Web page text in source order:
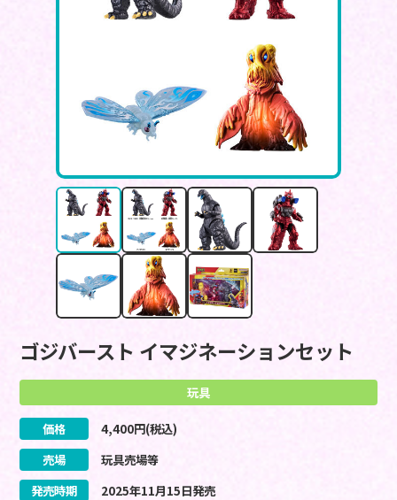
ゴジバースト イマジネーションセット
玩具
価格 4,400円(税込)
売場
玩具売場等
発売時期
2025年11月15日発売